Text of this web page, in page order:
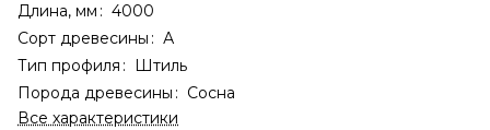
Длина, мм : 4000
Сорт древесины : А
Тип профиля : Штиль
Порода древесины : Сосна
Все характеристики